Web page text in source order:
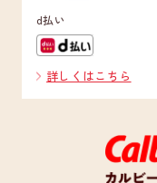
d払い
詳しくはこちら